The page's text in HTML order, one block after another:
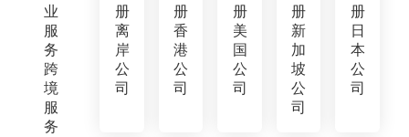
业
服
务
跨
境
服
务
册
离
岸
公
司
册
香
港
公
司
册
美
国
公
司
册
新
加
坡
公
司
册
日
本
公
司